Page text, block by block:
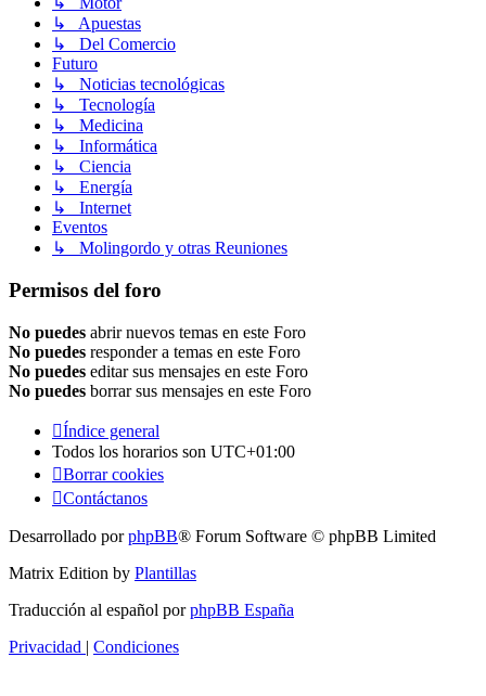
↳ Apuestas
↳ Del Comercio
Futuro
↳ Noticias tecnológicas
↳ Tecnología
↳ Medicina
↳ Informática
↳ Ciencia
↳ Energía
↳ Internet
Eventos
↳ Molingordo y otras Reuniones
Permisos del foro
No puedes abrir nuevos temas en este Foro
No puedes responder a temas en este Foro
No puedes editar sus mensajes en este Foro
No puedes borrar sus mensajes en este Foro
Índice general
Todos los horarios son UTC+01:00
Borrar cookies
Contáctanos
Desarrollado porphpBB® Forum Software © phpBB Limited
Matrix Edition by Plantillas
Traducción al español porphpBB España
Privacidad | Condiciones